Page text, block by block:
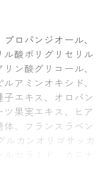
ロパンジオール、
酸ポリグリセリル
ン酸グリコール、
アミンオキシド、
エキス、オロバン
果実エキス、ヒア
、フランスラベン
ルカンオリゴサッカ